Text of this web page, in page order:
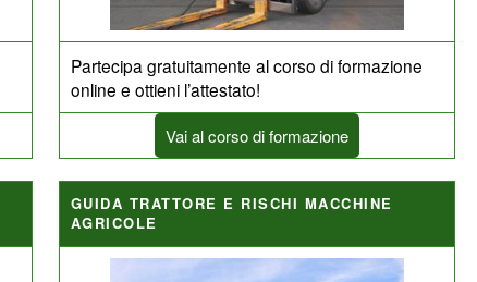
Partecipa gratuitamente al corso di formazione
online e ottieni l’attestato!
Vai al corso di formazione
GUIDA TRATTORE E RISCHI MACCHINE
AGRICOLE